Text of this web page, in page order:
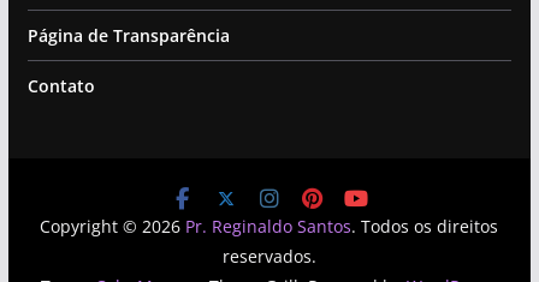
Página de Transparência
Contato
Copyright © 2026 Pr. Reginaldo Santos. Todos os direitos
reservados.